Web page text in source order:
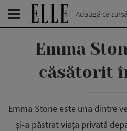
Adaugă ca sursă
Emma
căsătorit
Emma Stone este una dintre
și-a păstrat viața privată